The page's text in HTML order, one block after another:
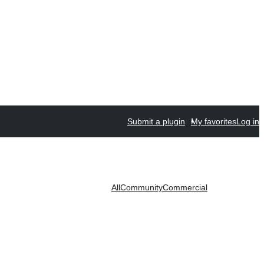
Submit a plugin My favoritesLog in
AllCommunityCommercial